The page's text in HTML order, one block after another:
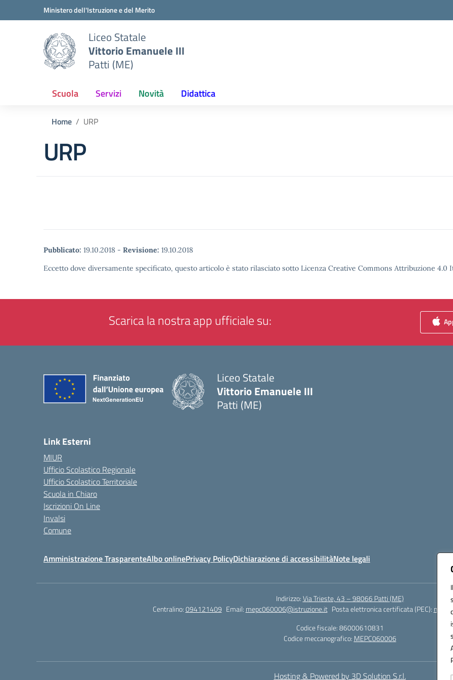
Vai ai contenuti
Vai al menu di navigazioneMinistero dell'Istruzione e del Merito
Liceo Statale
Vittorio Emanuele III
Patti (ME)
Scuola Servizi Novità Didattica
Home URP
URP
Pubblicato: 19.10.2018 - Revisione: 19.10.2018
Eccetto dove diversamente specificato, questo articolo è stato rilasciato sotto Licenza Creative Commons Attribuzione 4.0
Scarica la nostra app ufficiale su:
Liceo Statale
Vittorio Emanuele III
Patti (ME)
Link Esterni
MIUR
Ufficio Scolastico Regionale
Ufficio Scolastico Territoriale
Scuola in Chiaro
Iscrizioni On Line
Invalsi
Comune
Amministrazione TrasparenteAlbo onlinePrivacy PolicyDichiarazione di accessibilitàNote legali
Indirizzo:Via Trieste, 43 – 98066 Patti (ME)
Centralino:094121409 Email: mepc060006@istruzione.it Posta elettronica certificata (PEC):
Codice fiscale: 86000610831
Codice meccanografico: MEPC060006
Hosting & Powered by 3D Solution S.r.l.